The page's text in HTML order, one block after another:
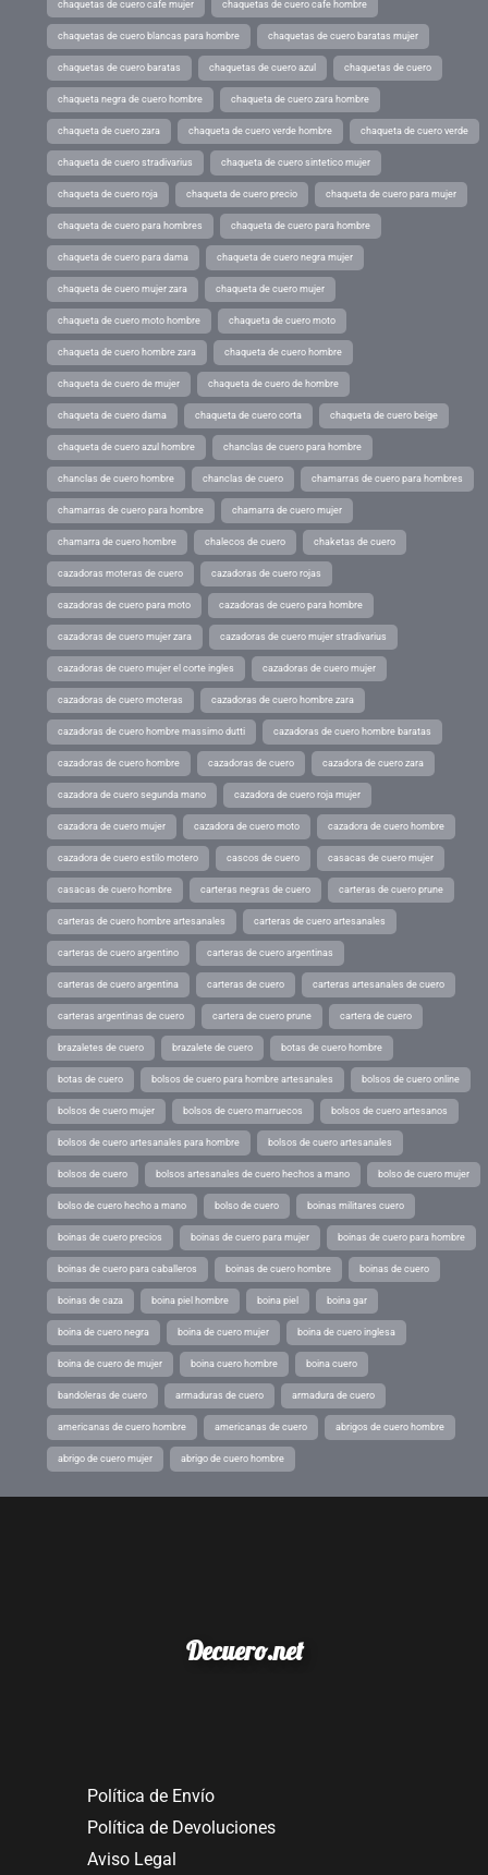
chaquetas de cuero cafe mujer chaquetas de cuero cafe hombre
chaquetas de cuero blancas para hombre chaquetas de cuero baratas mujer
chaquetas de cuero baratas chaquetas de cuero azul chaquetas de cuero
chaqueta negra de cuero hombre chaqueta de cuero zara hombre
chaqueta de cuero zara chaqueta de cuero verde hombre chaqueta de cuero verde
chaqueta de cuero stradivarius chaqueta de cuero sintetico mujer
chaqueta de cuero roja chaqueta de cuero precio chaqueta de cuero para mujer
chaqueta de cuero para hombres chaqueta de cuero para hombre
chaqueta de cuero para dama chaqueta de cuero negra mujer
chaqueta de cuero mujer zara chaqueta de cuero mujer
chaqueta de cuero moto hombre chaqueta de cuero moto
chaqueta de cuero hombre zara chaqueta de cuero hombre
chaqueta de cuero de mujer chaqueta de cuero de hombre
chaqueta de cuero dama chaqueta de cuero corta chaqueta de cuero beige
chaqueta de cuero azul hombre chanclas de cuero para hombre
chanclas de cuero hombre chanclas de cuero chamarras de cuero para hombres
chamarras de cuero para hombre chamarra de cuero mujer
chamarra de cuero hombre chalecos de cuero chaketas de cuero
cazadoras moteras de cuero cazadoras de cuero rojas
cazadoras de cuero para moto cazadoras de cuero para hombre
cazadoras de cuero mujer zara cazadoras de cuero mujer stradivarius
cazadoras de cuero mujer el corte ingles cazadoras de cuero mujer
cazadoras de cuero moteras cazadoras de cuero hombre zara
cazadoras de cuero hombre massimo dutti cazadoras de cuero hombre baratas
cazadoras de cuero hombre cazadoras de cuero cazadora de cuero zara
cazadora de cuero segunda mano cazadora de cuero roja mujer
cazadora de cuero mujer cazadora de cuero moto cazadora de cuero hombre
cazadora de cuero estilo motero cascos de cuero casacas de cuero mujer
casacas de cuero hombre carteras negras de cuero carteras de cuero prune
carteras de cuero hombre artesanales carteras de cuero artesanales
carteras de cuero argentino carteras de cuero argentinas
carteras de cuero argentina carteras de cuero carteras artesanales de cuero
carteras argentinas de cuero cartera de cuero prune cartera de cuero
brazaletes de cuero brazalete de cuero botas de cuero hombre
botas de cuero bolsos de cuero para hombre artesanales bolsos de cuero online
bolsos de cuero mujer bolsos de cuero marruecos bolsos de cuero artesanos
bolsos de cuero artesanales para hombre bolsos de cuero artesanales
bolsos de cuero bolsos artesanales de cuero hechos a mano bolso de cuero mujer
bolso de cuero hecho a mano bolso de cuero boinas militares cuero
boinas de cuero precios boinas de cuero para mujer boinas de cuero para hombre
boinas de cuero para caballeros boinas de cuero hombre boinas de cuero
boinas de caza boina piel hombre boina piel boina gar
boina de cuero negra boina de cuero mujer boina de cuero inglesa
boina de cuero de mujer boina cuero hombre boina cuero
bandoleras de cuero armaduras de cuero armadura de cuero
americanas de cuero hombre americanas de cuero abrigos de cuero hombre
abrigo de cuero mujer abrigo de cuero hombre
Decuero.net
Política de Envío
Política de Devoluciones
Aviso Legal